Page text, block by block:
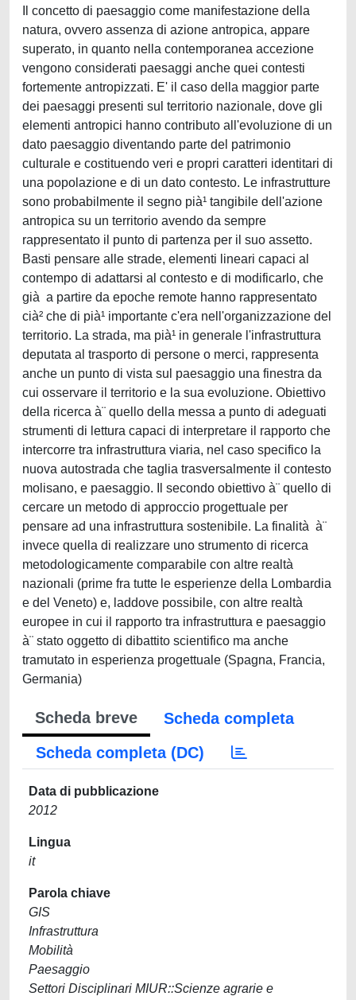
Il concetto di paesaggio come manifestazione della
natura, ovvero assenza di azione antropica, appare
superato, in quanto nella contemporanea accezione
vengono considerati paesaggi anche quei contesti
fortemente antropizzati. E' il caso della maggior parte
dei paesaggi presenti sul territorio nazionale, dove gli
elementi antropici hanno contributo all'evoluzione di un
dato paesaggio diventando parte del patrimonio
culturale e costituendo veri e propri caratteri identitari di
una popolazione e di un dato contesto. Le infrastrutture
sono probabilmente il segno pià¹ tangibile dell'azione
antropica su un territorio avendo da sempre
rappresentato il punto di partenza per il suo assetto.
Basti pensare alle strade, elementi lineari capaci al
contempo di adattarsi al contesto e di modificarlo, che
già a partire da epoche remote hanno rappresentato
cià² che di pià¹ importante c'era nell'organizzazione del
territorio. La strada, ma pià¹ in generale l'infrastruttura
deputata al trasporto di persone o merci, rappresenta
anche un punto di vista sul paesaggio una finestra da
cui osservare il territorio e la sua evoluzione. Obiettivo
della ricerca à¨ quello della messa a punto di adeguati
strumenti di lettura capaci di interpretare il rapporto che
intercorre tra infrastruttura viaria, nel caso specifico la
nuova autostrada che taglia trasversalmente il contesto
molisano, e paesaggio. Il secondo obiettivo à¨ quello di
cercare un metodo di approccio progettuale per
pensare ad una infrastruttura sostenibile. La finalità à¨
invece quella di realizzare uno strumento di ricerca
metodologicamente comparabile con altre realtà
nazionali (prime fra tutte le esperienze della Lombardia
e del Veneto) e, laddove possibile, con altre realtà
europee in cui il rapporto tra infrastruttura e paesaggio
à¨ stato oggetto di dibattito scientifico ma anche
tramutato in esperienza progettuale (Spagna, Francia,
Germania)
Scheda breve
Scheda completa
Scheda completa (DC)
Data di pubblicazione
2012
Lingua
it
Parola chiave
GIS
Infrastruttura
Mobilità
Paesaggio
Settori Disciplinari MIUR::Scienze agrarie e